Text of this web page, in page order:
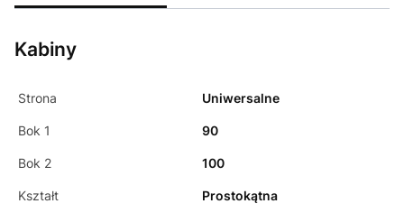
Kabiny
Strona Uniwersalne
Bok 1 90
Bok 2 100
Kształt Prostokątna